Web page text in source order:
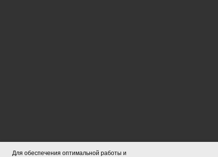
Для обеспечения оптимальной работы и